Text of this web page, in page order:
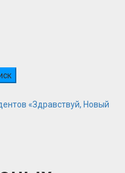
«Здравствуй, Новый